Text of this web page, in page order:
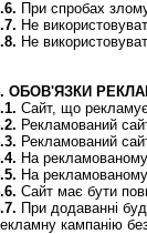
При спробах
Не
Не
ОБОВ'ЯЗКИ
Сайт, що
Рекламований
Рекламований
На
На рекламованому
Сайт має бути
При додаванні
кампанію